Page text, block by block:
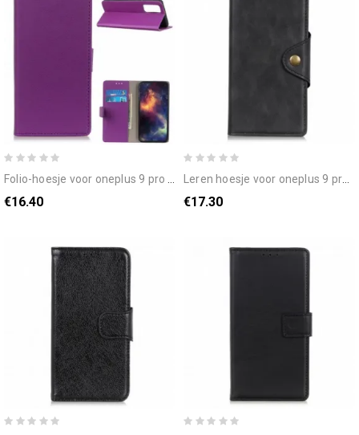
folio-hoesje voor oneplus 9 pro klassiek leereffect
€16.40
leren hoesje voor oneplus 9 pro kunstleer decoratieve knoop
€17.30